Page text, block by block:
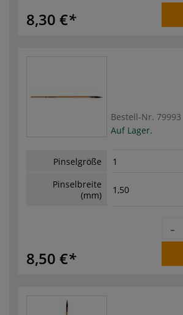
8,30 €
Bestell-Nr. 79993
Auf Lager.
Pinselgröße
1
Pinselbreite
(mm)
1,50
8,50 €
-